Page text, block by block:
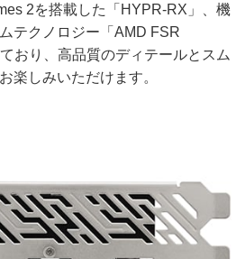
2を搭載した「HYPR-RX」、機
テクノロジー「AMD FSR
おり、高品質のディテールとスム
楽しみいただけます。